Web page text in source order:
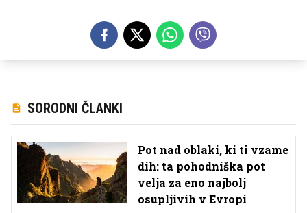
SORODNI ČLANKI
Pot nad oblaki, ki ti vzame
dih: ta pohodniška pot
velja za eno najbolj
osupljivih v Evropi